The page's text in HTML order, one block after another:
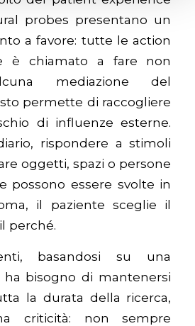
probes presentano un
a favore: tutte le action
è chiamato a fare non
mediazione del
permette di raccogliere
di influenze esterne.
rispondere a stimoli
oggetti, spazi o persone
possono essere svolte in
il paziente sceglie il
perché.
basandosi su una
ha bisogno di mantenersi
la durata della ricerca,
criticità: non sempre